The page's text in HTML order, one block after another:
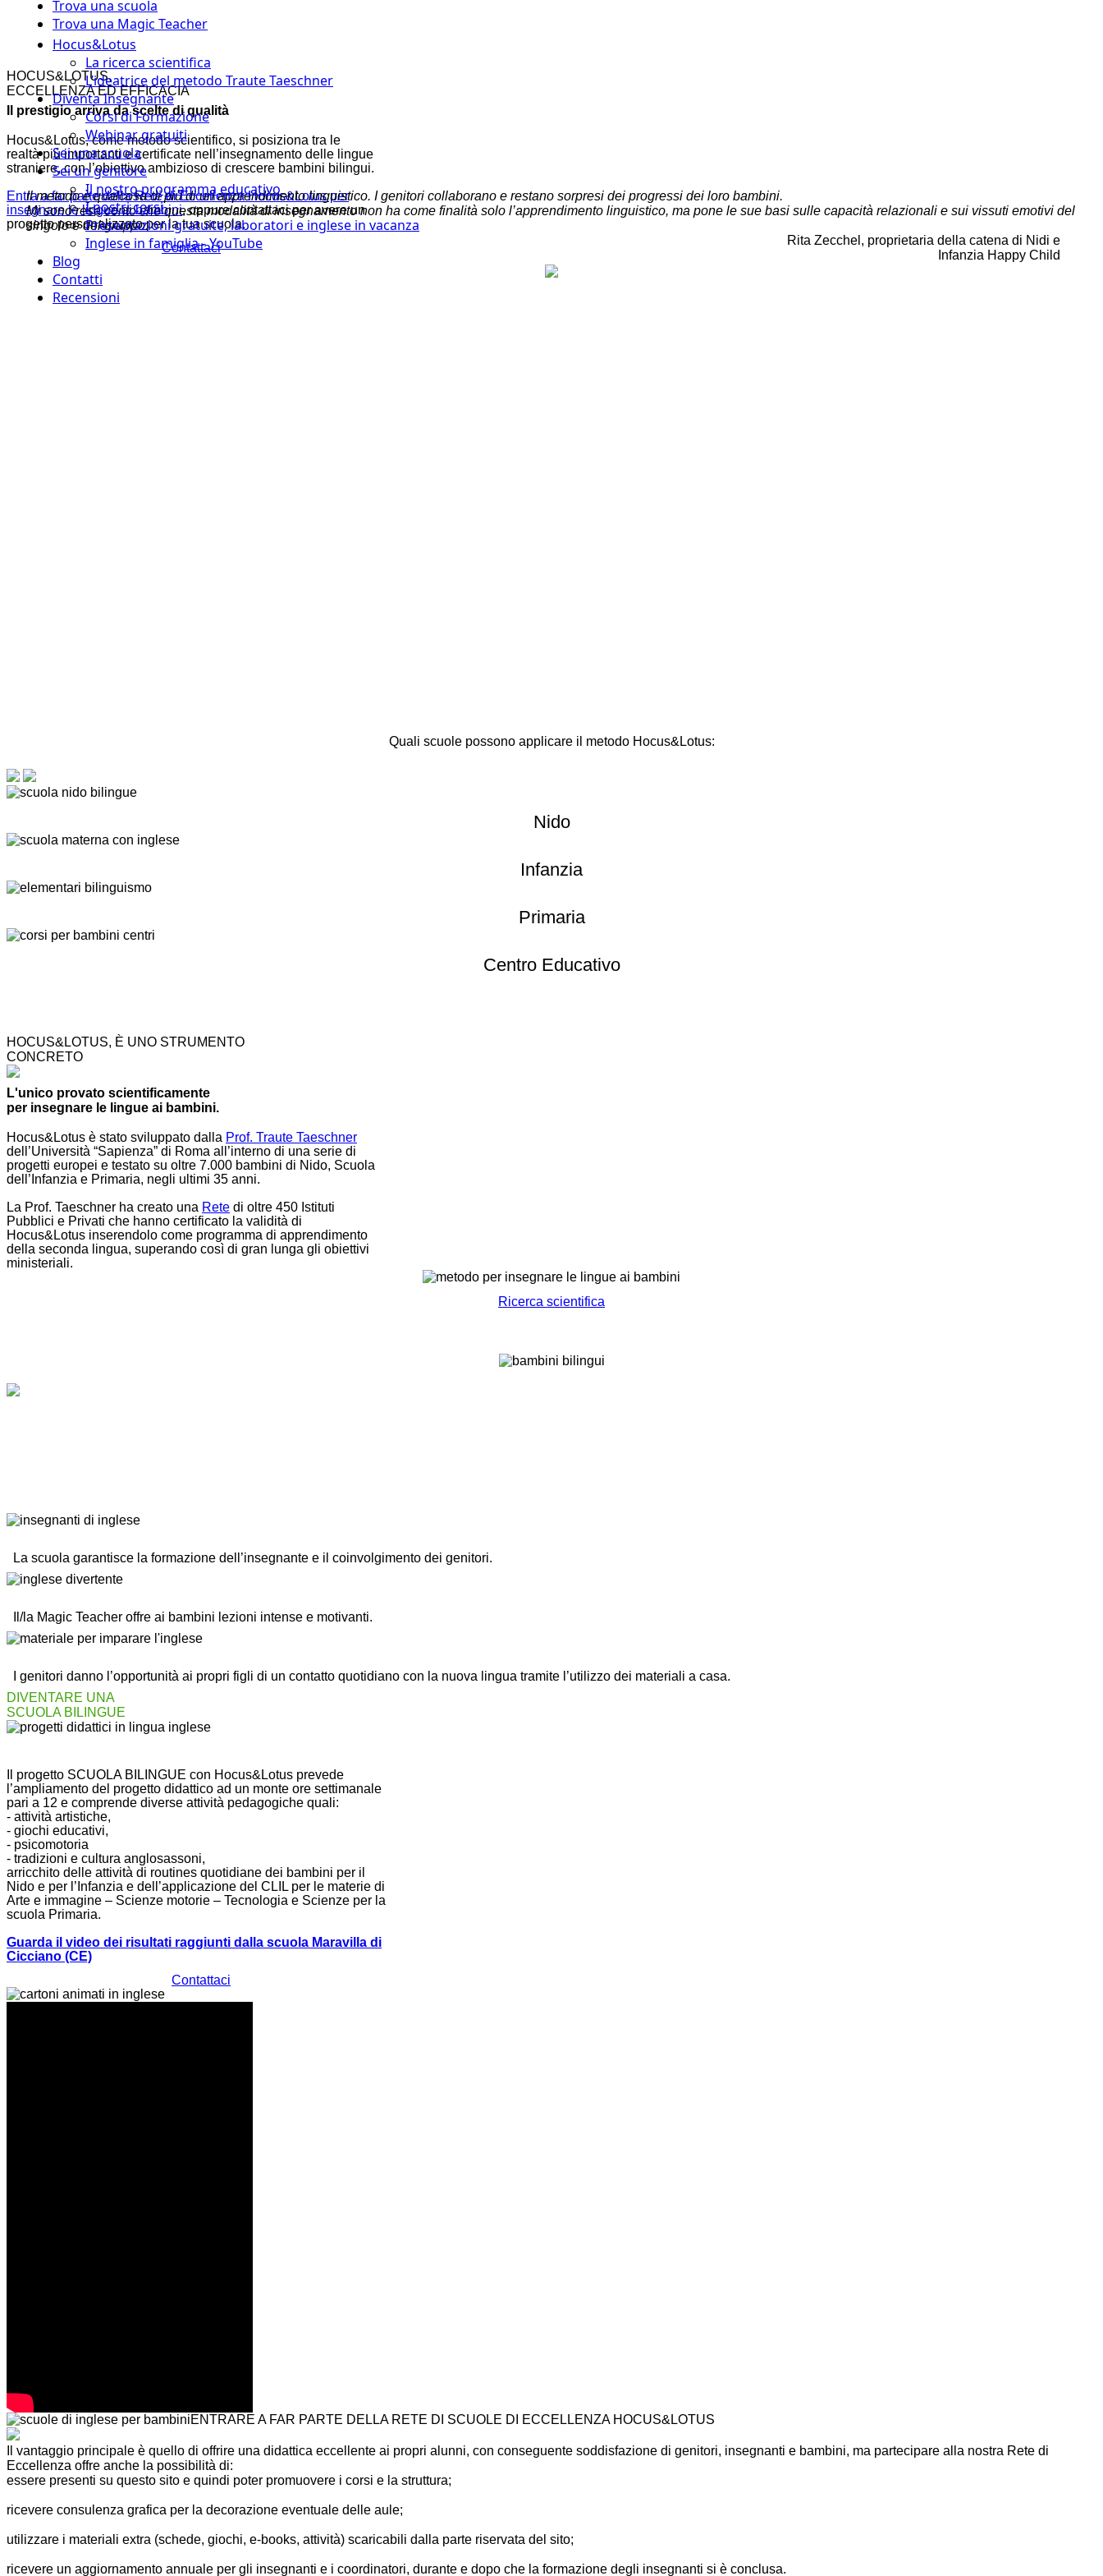
Trova una scuola
Trova una Magic Teacher
Hocus&Lotus
La ricerca scientifica
L’ideatrice del metodo Traute Taeschner
Diventa Insegnante
Corsi di Formazione
Webinar gratuiti
Sei una scuola
Sei un genitore
Il nostro programma educativo
I nostri corsi
Presentazioni gratuite, laboratori e inglese in vacanza
Inglese in famiglia - YouTube
Blog
Contatti
Recensioni
HOCUS&LOTUS,
ECCELLENZA EDEFFICACIA
Il prestigio arriva da scelte di qualità
Hocus&Lotus, come metodo scientifico, si posiziona tra le
realtà più importanti e certificate nell’insegnamento delle lingue
straniere, con l’obiettivo ambizioso di crescere bambini bilingui.
Entra a far parte della Rete di Eccellenza Hocus&Lotus per
insegnare le lingue ai bambini, oppure contattaci per avere un
progetto personalizzato per la tua scuola.
Contattaci
Il metodo è qualcosa di più di un apprendimento linguistico. I genitori collaborano e restano sorpresi dei progressi dei loro bambini.
Mi sono resa conto che questa modalità di insegnamento non ha come finalità solo l’apprendimento linguistico, ma pone le sue basi sulle capacità relazionali e sui vissuti emotivi del
singolo e del gruppo.
Rita Zecchel, proprietaria della catena di Nidi e
Infanzia Happy Child
Quali scuole possono applicare il metodo Hocus&Lotus:
Nido
Infanzia
Primaria
Centro Educativo
HOCUS&LOTUS, È UNO STRUMENTO
CONCRETO
L'unico provato scientificamente
per insegnare le lingue ai bambini.
Hocus&Lotus è stato sviluppato dalla Prof. Traute Taeschner
dell’Università “Sapienza” di Roma all’interno di una serie di
progetti europei e testato su oltre 7.000 bambini di Nido, Scuola
dell’Infanzia e Primaria, negli ultimi 35 anni.
La Prof. Taeschner ha creato una Rete di oltre 450 Istituti
Pubblici e Privati che hanno certificato la validità di
Hocus&Lotus inserendolo come programma di apprendimento
della seconda lingua, superando così di gran lunga gli obiettivi
ministeriali.
Ricerca scientifica
La scuola garantisce la formazione dell’insegnante e il coinvolgimento dei genitori.
Il/la Magic Teacher offre ai bambini lezioni intense e motivanti.
I genitori danno l’opportunità ai propri figli di un contatto quotidiano con la nuova lingua tramite l’utilizzo dei materiali a casa.
DIVENTARE UNA
SCUOLA BILINGUE
Il progetto SCUOLA BILINGUE con Hocus&Lotus prevede
l’ampliamento del progetto didattico ad un monte ore settimanale
pari a 12 e comprende diverse attività pedagogiche quali:
- attività artistiche,
- giochi educativi,
- psicomotoria
- tradizioni e cultura anglosassoni,
arricchito delle attività di routines quotidiane dei bambini per il
Nido e per l’Infanzia e dell’applicazione del CLIL per le materie di
Arte e immagine – Scienze motorie – Tecnologia e Scienze per la
scuola Primaria.
Guarda il video dei risultati raggiunti dalla scuola Maravilla di
Cicciano (CE)
Contattaci
ENTRARE A FAR PARTE DELLA RETE DI SCUOLE DI ECCELLENZA HOCUS&LOTUS
Il vantaggio principale è quello di offrire una didattica eccellente ai propri alunni, con conseguente soddisfazione di genitori, insegnanti e bambini, ma partecipare alla nostra Rete di
Eccellenza offre anche la possibilità di:
essere presenti su questo sito e quindi poter promuovere i corsi e la struttura;
ricevere consulenza grafica per la decorazione eventuale delle aule;
utilizzare i materiali extra (schede, giochi, e-books, attività) scaricabili dalla parte riservata del sito;
ricevere un aggiornamento annuale per gli insegnanti e i coordinatori, durante e dopo che la formazione degli insegnanti si è conclusa.